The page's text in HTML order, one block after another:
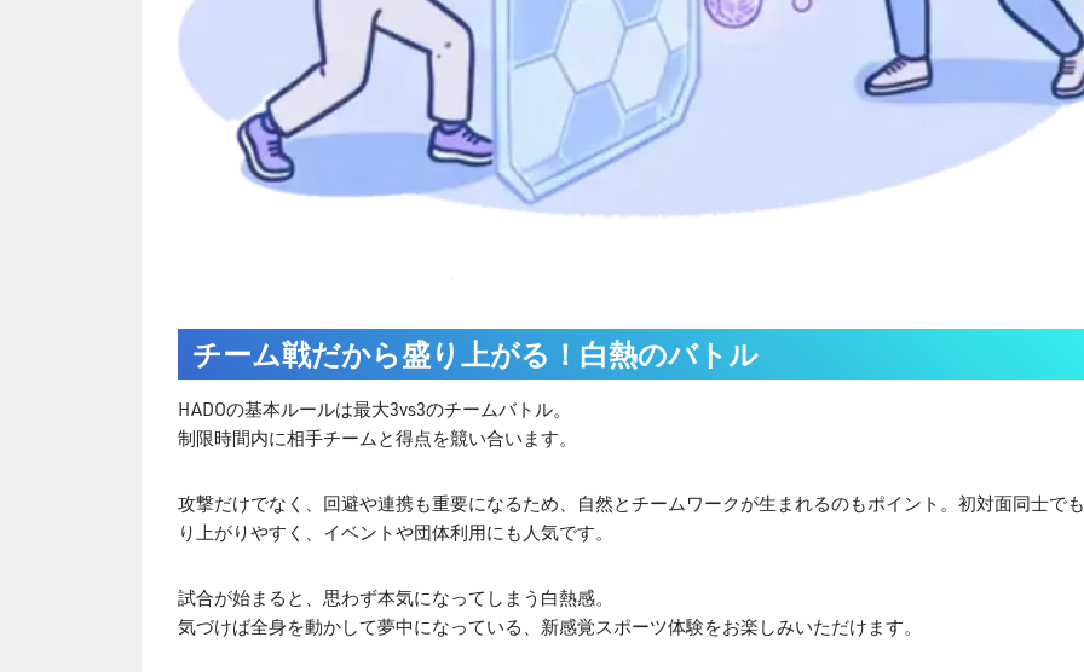
チーム戦だから盛り上がる！白熱のバトル
HADOの基本ルールは最大3vs3のチームバトル。
制限時間内に相手チームと得点を競い合います。
攻撃だけでなく、回避や連携も重要になるため、自然とチームワークが生まれるのもポイント。初対面同士で
り上がりやすく、イベントや団体利用にも人気です。
試合が始まると、思わず本気になってしまう白熱感。
気づけば全身を動かして夢中になっている、新感覚スポーツ体験をお楽しみいただけます。